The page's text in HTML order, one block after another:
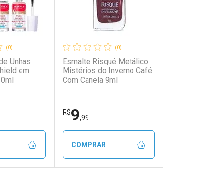
(0)
Unhas
em
(0)
Esmalte Risqué Metálico
Mistérios do Inverno Café
Com Canela 9ml
R$9,99
COMPRAR